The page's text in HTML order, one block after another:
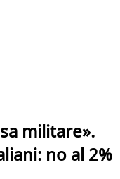
militare».
no al 2%